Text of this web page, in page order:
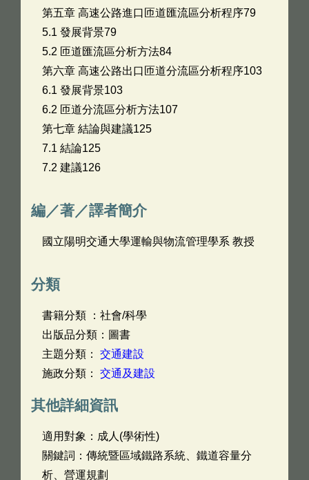
第五章 高速公路進口匝道匯流區分析程序79
5.1 發展背景79
5.2 匝道匯流區分析方法84
第六章 高速公路出口匝道分流區分析程序103
6.1 發展背景103
6.2 匝道分流區分析方法107
第七章 結論與建議125
7.1 結論125
7.2 建議126
編／著／譯者簡介
國立陽明交通大學運輸與物流管理學系 教授
分類
書籍分類 ：社會/科學
出版品分類：圖書
主題分類： 交通建設
施政分類： 交通及建設
其他詳細資訊
適用對象：成人(學術性)
關鍵詞：傳統暨區域鐵路系統、鐵道容量分
析、營運規劃